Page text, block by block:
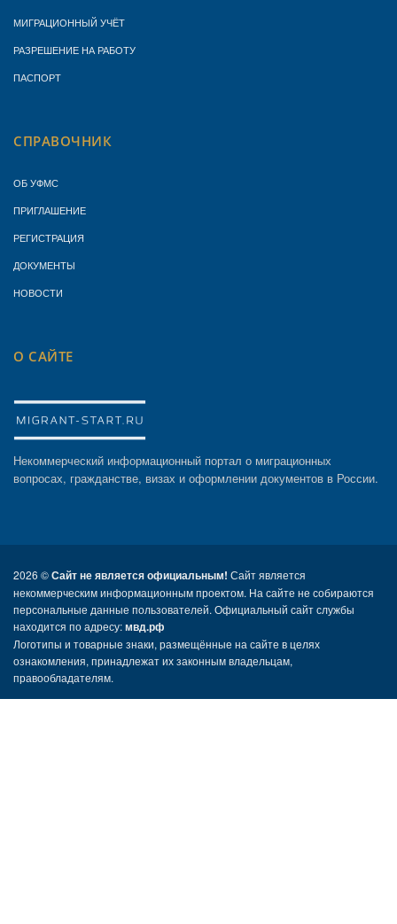
МИГРАЦИОННЫЙ УЧЁТ
РАЗРЕШЕНИЕ НА РАБОТУ
ПАСПОРТ
СПРАВОЧНИК
ОБ УФМС
ПРИГЛАШЕНИЕ
РЕГИСТРАЦИЯ
ДОКУМЕНТЫ
НОВОСТИ
О САЙТЕ
Некоммерческий информационный портал о миграционных
вопросах, гражданстве, визах и оформлении документов в России.
2026 ©Сайт не является официальным! Сайт является
некоммерческим информационным проектом. На сайте не собираются
персональные данные пользователей. Официальный сайт службы
находится по адресу:мвд.рф
Логотипы и товарные знаки, размещённые на сайте в целях
ознакомления, принадлежат их законным владельцам,
правообладателям.